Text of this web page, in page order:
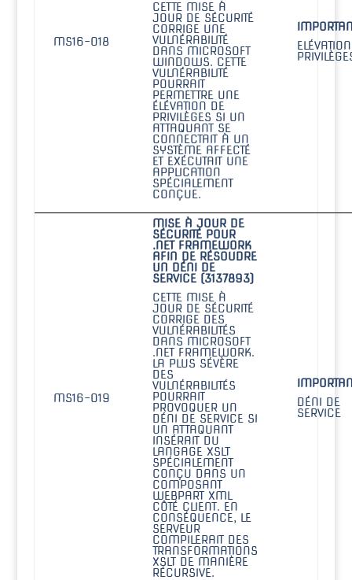
MS16-018
CETTE MISE À
JOUR DE SÉCURITÉ
CORRIGE UNE
VULNÉRABILITÉ
DANS MICROSOFT
WINDOWS. CETTE
VULNÉRABILITÉ
POURRAIT
PERMETTRE UNE
ÉLÉVATION DE
PRIVILÈGES SI UN
ATTAQUANT SE
CONNECTAIT À UN
SYSTÈME AFFECTÉ
ET EXÉCUTAIT UNE
APPLICATION
SPÉCIALEMENT
CONÇUE.
MS16-019
MISE À JOUR DE
SÉCURITÉ POUR
.NET FRAMEWORK
AFIN DE RÉSOUDRE
UN DÉNI DE
SERVICE (3137893)
CETTE MISE À
JOUR DE SÉCURITÉ
CORRIGE DES
VULNÉRABILITÉS
DANS MICROSOFT
.NET FRAMEWORK.
LA PLUS SÉVÈRE
DES
VULNÉRABILITÉS
POURRAIT
PROVOQUER UN
DÉNI DE SERVICE SI
UN ATTAQUANT
INSÉRAIT DU
LANGAGE XSLT
SPÉCIALEMENT
CONÇU DANS UN
COMPOSANT
WEBPART XML
CÔTÉ CLIENT. EN
CONSÉQUENCE, LE
SERVEUR
COMPILERAIT DES
TRANSFORMATIONS
XSLT DE MANIÈRE
RÉCURSIVE.
DÉNI DE
SERVICE